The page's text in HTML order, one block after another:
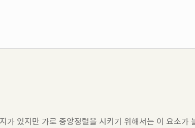
가 있지만 가로 중앙정렬을 시키기 위해서는 이 요소가